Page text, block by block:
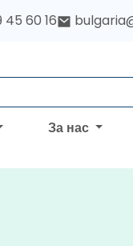
45 60 16
За нас